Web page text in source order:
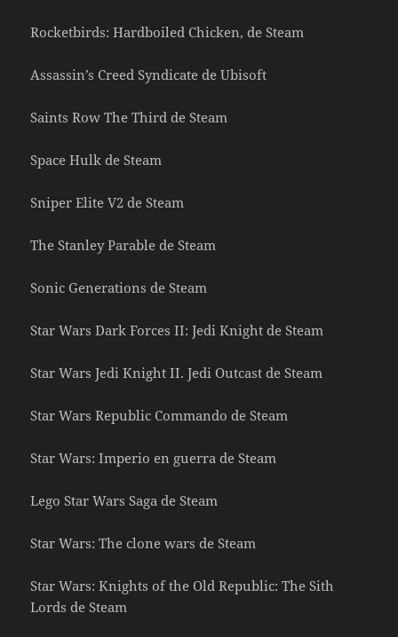
Rocketbirds: Hardboiled Chicken, de Steam
Assassin’s Creed Syndicate de Ubisoft
Saints Row The Third de Steam
Space Hulk de Steam
Sniper Elite V2 de Steam
The Stanley Parable de Steam
Sonic Generations de Steam
Star Wars Dark Forces II: Jedi Knight de Steam
Star Wars Jedi Knight II. Jedi Outcast de Steam
Star Wars Republic Commando de Steam
Star Wars: Imperio en guerra de Steam
Lego Star Wars Saga de Steam
Star Wars: The clone wars de Steam
Star Wars: Knights of the Old Republic: The Sith
Lords de Steam